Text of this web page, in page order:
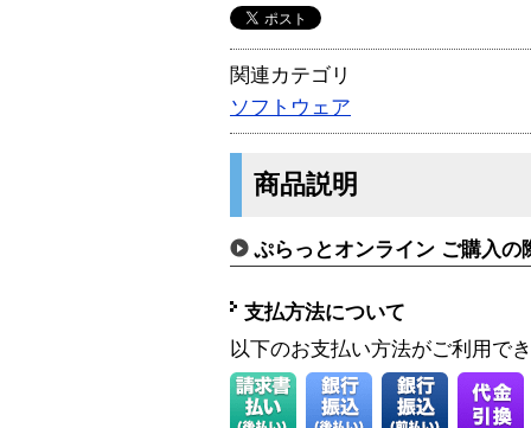
関連カテゴリ
ソフトウェア
商品説明
ぷらっとオンライン ご購入の
支払方法について
以下のお支払い方法がご利用で